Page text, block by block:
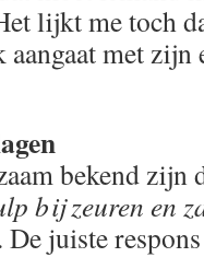
lijkt me toch
met
bekend zijn
bij zeuren en
juiste